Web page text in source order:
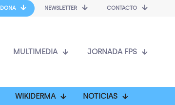
DONA NEWSLETTER CONTACTO
MULTIMEDIA JORNADA FPS
WIKIDERMA NOTICIAS